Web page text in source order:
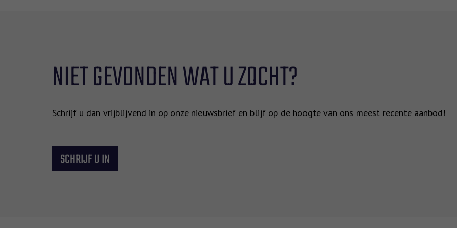
NIET GEVONDEN WAT U ZOCHT?
Schrijf u dan vrijblijvend in op onze nieuwsbrief en blijf op de hoogte van ons meest recente aanbod!
SCHRIJF U IN